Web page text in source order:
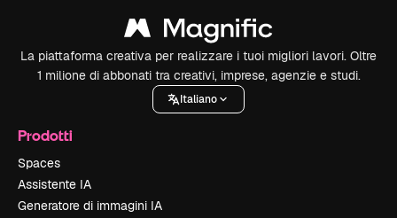
La piattaforma creativa per realizzare i tuoi migliori lavori. Oltre
1 milione di abbonati tra creativi, imprese, agenzie e studi.
Italiano
Prodotti
Spaces
Assistente IA
Generatore di immagini IA